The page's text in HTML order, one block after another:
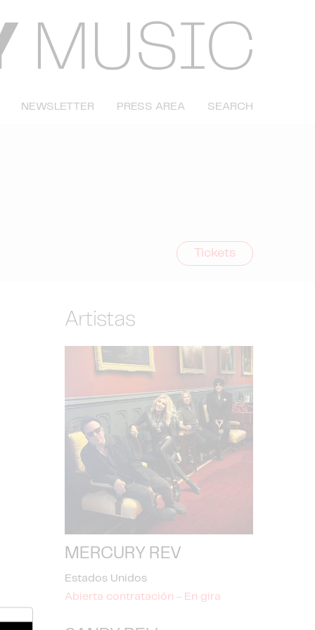
NEWSLETTER PRESS AREA SEARCH
Tickets
Artistas
MERCURY REV
Estados Unidos
Abierta contratación - En gira